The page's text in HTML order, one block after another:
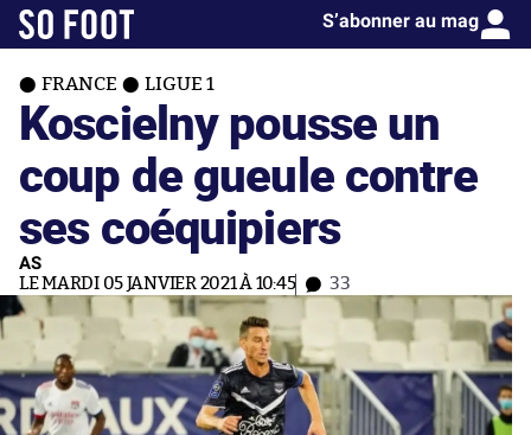
S’abonner au mag
FRANCE LIGUE 1
Koscielny pousse un
coup de gueule contre
ses coéquipiers
AS
LE MARDI 05 JANVIER 2021 À 10:45 33